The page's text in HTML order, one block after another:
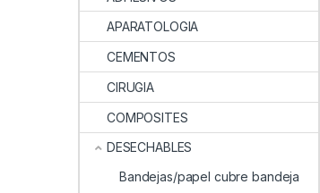
APARATOLOGIA
CEMENTOS
CIRUGIA
COMPOSITES
DESECHABLES
Bandejas/papel cubre bandeja